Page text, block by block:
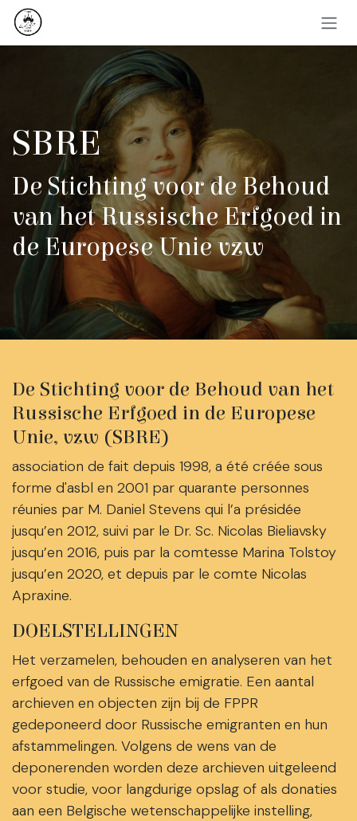
Overslaan naar inhoud
SBRE
De Stichting voor de Behoud
van het Russische Erfgoed in
de Europese Unie vzw
De Stichting voor de Behoud van het
Russische Erfgoed in de Europese
Unie, vzw (SBRE)
association de fait depuis 1998, a été créée sous
forme d'asbl en 2001 par quarante personnes
réunies par M. Daniel Stevens qui l’a présidée
jusqu’en 2012, suivi par le Dr. Sc. Nicolas Bieliavsky
jusqu’en 2016, puis par la comtesse Marina Tolstoy
jusqu’en 2020, et depuis par le comte Nicolas
Apraxine.
DOELSTELLINGEN
Het verzamelen, behouden en analyseren van het
erfgoed van de Russische emigratie. Een aantal
archieven en objecten zijn bij de FPPR
gedeponeerd door Russische emigranten en hun
afstammelingen. Volgens de wens van de
deponerenden worden deze archieven uitgeleend
voor studie, voor langdurige opslag of als donaties
aan een Belgische wetenschappelijke instelling,